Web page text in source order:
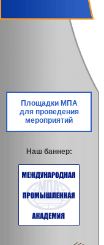
Площадки МПА
для проведения
мероприятий
Наш баннер: